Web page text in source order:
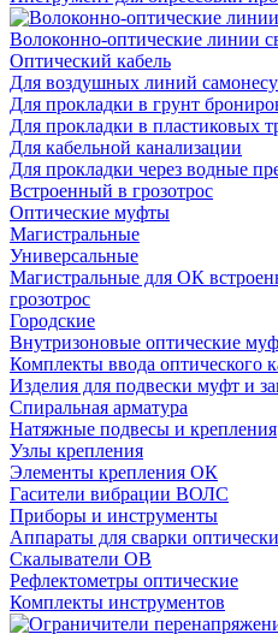
Волоконно-оптические линии
Оптический кабель
Для воздушных линий
Для прокладки в грунт
Для прокладки в пластиковых
Для кабельной канализации
Для прокладки через водные
Встроенный в грозотрос
Оптические муфты
Магистральные
Универсальные
Магистральные для ОК
грозотрос
Городские
Внутризоновые оптические
Комплекты ввода оптического
Изделия для подвески муфт и
Спиральная арматура
Натяжные подвесы и крепления
Узлы крепления
Элементы крепления ОК
Гасители вибрации ВОЛС
Приборы и инструменты
Аппараты для сварки
Скалыватели ОВ
Рефлектометры оптические
Комплекты инструментов